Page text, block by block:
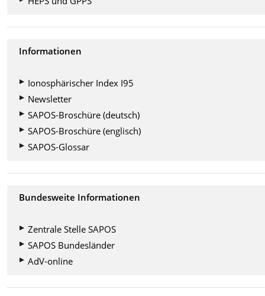
Informationen
Ionosphärischer Index I95
Newsletter
SAPOS-Broschüre (deutsch)
SAPOS-Broschüre (englisch)
SAPOS-Glossar
Bundesweite Informationen
Zentrale Stelle SAPOS
SAPOS Bundesländer
AdV-online